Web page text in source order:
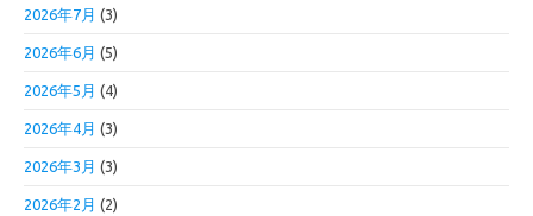
2026年7月 (3)
2026年6月 (5)
2026年5月 (4)
2026年4月 (3)
2026年3月 (3)
2026年2月 (2)